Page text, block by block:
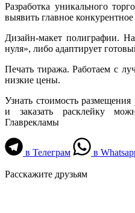
Разработка уникального
выявить главное
Дизайн-макет полиграфии.
нуля», либо адаптирует
Печать тиража. Работаем с
низкие цены.
Узнать стоимость
и заказать расклейку
Главрекламы
в Телеграм в
Расскажите друзьям